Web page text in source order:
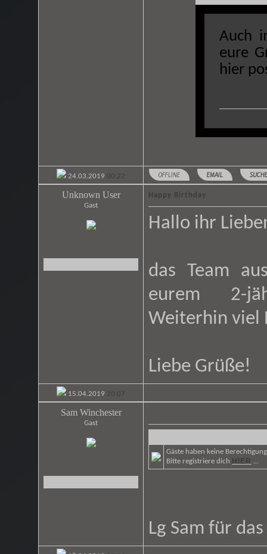
Auch
eure
hier
24.03.2019 00:22 OFFLINE EMAIL
Unknown User
Gast
Happy Birthday
Hallo ihr
das Team
eurem 2-
Weiterhin viel
Liebe Grüße!
15.04.2019 20:07
Sam Winchester
Gast
Gäste haben keine
Bitte registriere dich HIER ...
Lg Sam für das